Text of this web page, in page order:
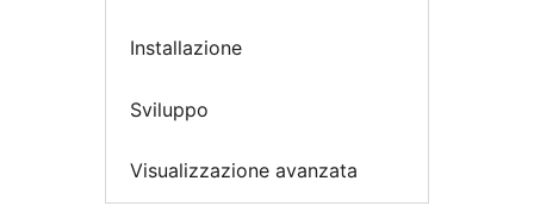
Installazione
Sviluppo
Visualizzazione avanzata